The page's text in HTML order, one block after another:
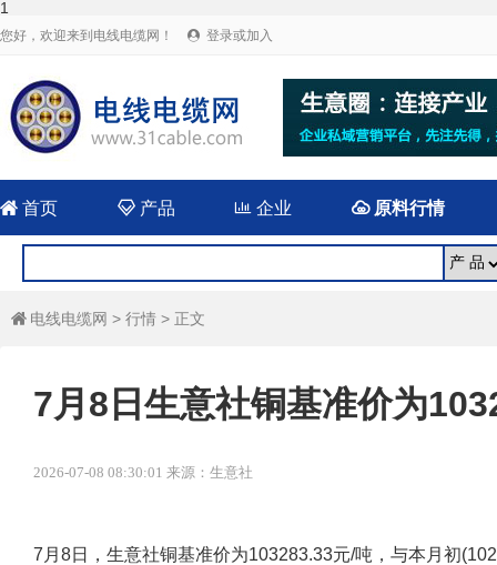
1
您好，欢迎来到电线电缆网！  登录或加入
 首页 产品  企业 原料行情
 电线电缆网 > 行情 > 正文
7月8日生意社铜基准价为
2026-07-08 08:30:01 来源：生意社
7月8日，生意社铜基准价为103283.33元/吨，与本月初